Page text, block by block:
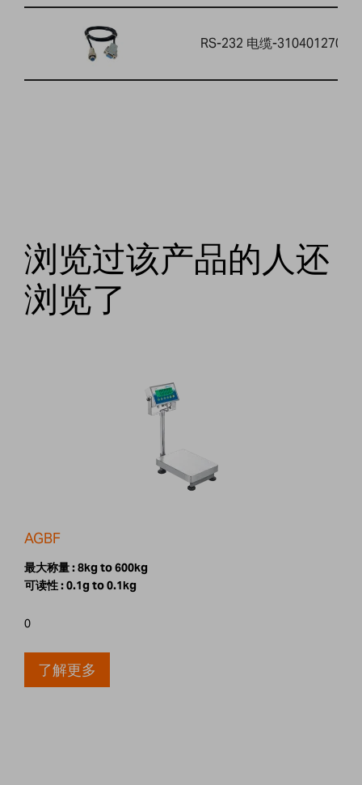
RS-232 电缆-3104012701
浏览过该产品的人还
浏览了
AGBF
最大称量 :8kg to 600kg
可读性 :0.1g to 0.1kg
0
了解更多